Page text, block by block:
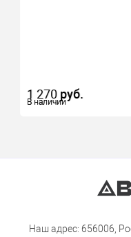
В наличии
1 270руб.
В наличии
Наш адрес: 656006,